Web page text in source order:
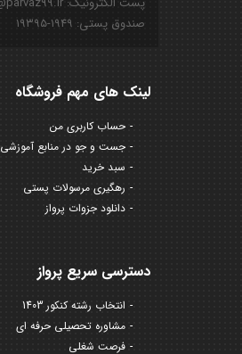
صندوق پستی: ۱۹۴۹-۱۹۳۹۵
لینک های مهم فروشگاه
حساب کاربری من
جست و جو در منابع آموزشی
سبد خرید
رهگیری مرسولات پستی
دانلود جزوات پرواز
دسترسی سریع پرواز
انتخاب رشته کنکور 1403
مشاوره تحصیلی حرفه ای
فرصت شغلی